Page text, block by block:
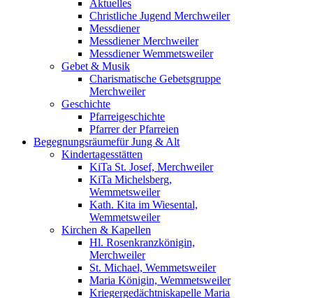
Aktuelles
Christliche Jugend Merchweiler
Messdiener
Messdiener Merchweiler
Messdiener Wemmetsweiler
Gebet & Musik
Charismatische Gebetsgruppe
Merchweiler
Geschichte
Pfarreigeschichte
Pfarrer der Pfarreien
Begegnungsräumefür Jung & Alt
Kindertagesstätten
KiTa St. Josef, Merchweiler
KiTa Michelsberg,
Wemmetsweiler
Kath. Kita im Wiesental,
Wemmetsweiler
Kirchen & Kapellen
Hl. Rosenkranzkönigin,
Merchweiler
St. Michael, Wemmetsweiler
Maria Königin, Wemmetsweiler
Kriegergedächtniskapelle Maria